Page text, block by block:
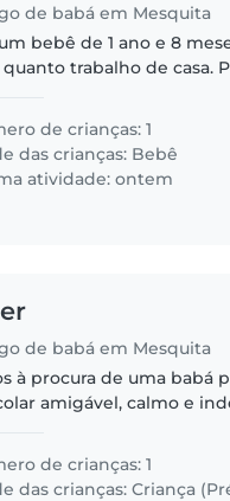
de babá em Mesquita
bebê de 1 ano e 8
trabalho de casa.
de crianças: 1
das crianças: Bebê
atividade: ontem
de babá em Mesquita
à procura de uma babá
amigável, calmo e
de crianças: 1
das crianças:Criança